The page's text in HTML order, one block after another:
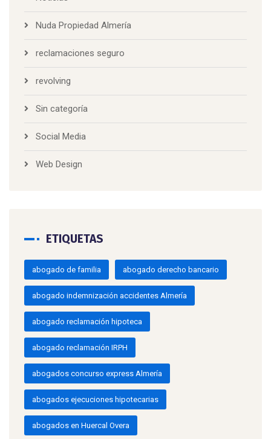
Nuda Propiedad Almería
reclamaciones seguro
revolving
Sin categoría
Social Media
Web Design
ETIQUETAS
abogado de familia abogado derecho bancario
abogado indemnización accidentes Almería
abogado reclamación hipoteca
abogado reclamación IRPH
abogados concurso express Almería
abogados ejecuciones hipotecarias
abogados en Huercal Overa